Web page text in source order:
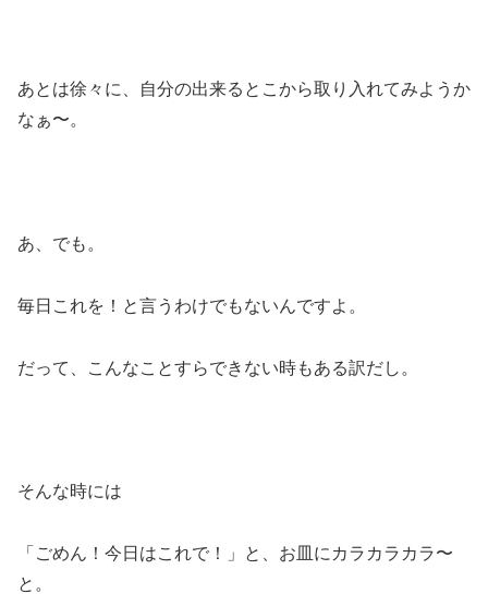
あとは徐々に、自分の出来るとこから取り入れてみようか
なぁ〜。
あ、でも。
毎日これを！と言うわけでもないんですよ。
だって、こんなことすらできない時もある訳だし。
そんな時には
「ごめん！今日はこれで！」と、お皿にカラカラカラ〜
と。